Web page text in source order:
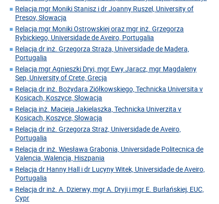
Relacja mgr Moniki Stanisz i dr Joanny Ruszel, University of
Presov, Słowacja
Relacja mgr Moniki Ostrowskiej oraz mgr inż. Grzegorza
Rybickiego, Universidade de Aveiro, Portugalia
Relacja dr inż. Grzegorza Straża, Universidade de Madera,
Portugalia
Relacja mgr Agnieszki Dryi, mgr Ewy Jaracz, mgr Magdaleny
Sep, University of Crete, Grecja
Relacja dr inż. Bożydara Ziółkowskiego, Technicka Universita v
Kosicach, Koszyce, Słowacja
Relacja inż. Macieja Jakielaszka, Technicka Univerzita v
Kosicach, Koszyce, Słowacja
Relacja dr inż. Grzegorza Straż, Universidade de Aveiro,
Portugalia
Relacja dr inż. Wiesława Grabonia, Universidade Politecnica de
Valencia, Walencja, Hiszpania
Relacja dr Hanny Hall i dr Lucyny Witek, Universidade de Aveiro,
Portugalia
Relacja dr inż. A. Dzierwy, mgr A. Dryji i mgr E. Burłańskiej, EUC,
Cypr